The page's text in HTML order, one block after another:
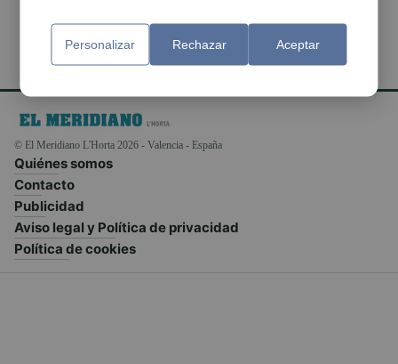
© El Meridiano L'Horta 2026 - Valencia - España
Quiénes somos
Contacto
Publicidad
Aviso legal y Política de privacidad
Política de cookies
Personalizar Rechazar Aceptar